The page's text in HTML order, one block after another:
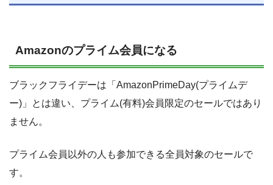
Amazonのプライム会員になる
ブラックフライデーは「AmazonPrimeDay(プライムデ
ー)」とは違い、プライム(有料)会員限定のセールではあり
ません。
プライム会員以外の人も参加できる全員対象のセールで
す。